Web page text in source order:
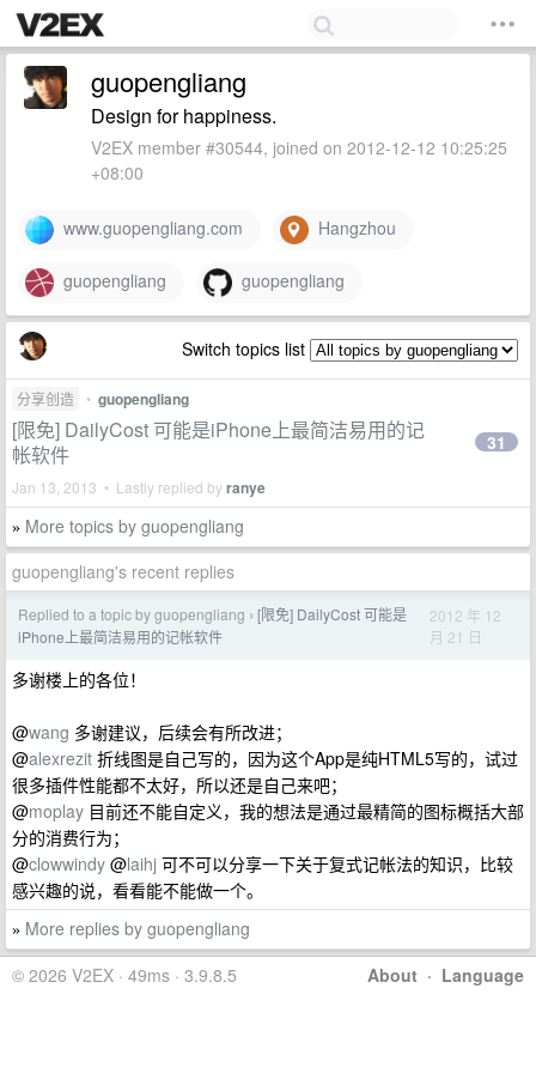
guopengliang
Design for happiness.
V2EX member #30544, joined on 2012-12-12 10:25:25
+08:00
www.guopengliang.com Hangzhou
guopengliang guopengliang
Switch topics list
分享创造 • guopengliang
[限免] DailyCost 可能是iPhone上最简洁易用的记
帐软件
Jan 13, 2013 • Lastly replied byranye
31
» More topics by guopengliang
guopengliang's recent replies
Replied to a topic by guopengliang › [限免] DailyCost 可能是
iPhone上最简洁易用的记帐软件
2012 年 12
月 21 日
多谢楼上的各位！
@wang 多谢建议，后续会有所改进；
@alexrezit 折线图是自己写的，因为这个App是纯HTML5写的，试过
很多插件性能都不太好，所以还是自己来吧；
@moplay 目前还不能自定义，我的想法是通过最精简的图标概括大部
分的消费行为；
@clowwindy @laihj 可不可以分享一下关于复式记帐法的知识，比较
感兴趣的说，看看能不能做一个。
» More replies by guopengliang
About · Language
© 2026 V2EX · 49ms · 3.9.8.5